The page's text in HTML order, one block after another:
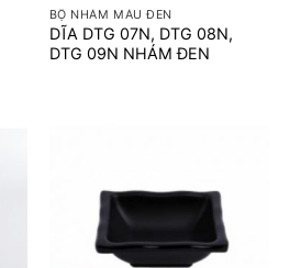
BỘ NHÁM MÀU ĐEN
DĨA DTG 07N, DTG 08N,
DTG 09N NHÁM ĐEN